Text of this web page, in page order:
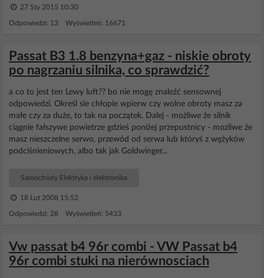
27 Sty 2015 10:30
Odpowiedzi: 13 Wyświetleń: 16671
Passat B3 1.8 benzyna+gaz - niskie obroty
po nagrzaniu silnika, co sprawdzić?
a co to jest ten Lewy luft?? bo nie mogę znaleźć sensownej
odpowiedzi. Określ sie chłopie wpierw czy wolne obroty masz za
małe czy za duże, to tak na początek. Dalej - możliwe że silnik
ciągnie fałszywe powietrze gdzieś poniżej przepustnicy - mozliwe że
masz nieszczelne serwo, przewód od serwa lub któryś z wężyków
podciśnieniowych, albo tak jak Goldwinger...
Samochody Elektryka i elektronika
18 Lut 2008 15:52
Odpowiedzi: 28 Wyświetleń: 5433
Vw passat b4 96r combi - VW Passat b4
96r combi stuki na nierównosciach